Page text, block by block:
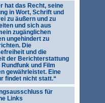
hat das Recht, seine
in Wort, Schrift und
zu äußern und zu
und sich aus
zugänglichen
ungehindert zu
Die
und die
der Berichterstattung
und Film
gewährleistet. Eine
findet nicht statt.“
für
Links